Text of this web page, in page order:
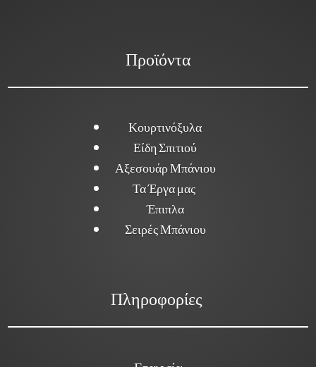
Προϊόντα
Κουρτινόξυλα
Είδη Σπιτιού
Αξεσουάρ Μπάνιου
Τα Έργα μας
Έπιπλα
Σειρές Μπάνιου
Πληροφορίες